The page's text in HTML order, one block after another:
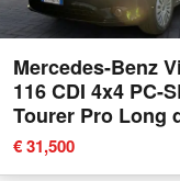
Mercedes-Benz
116 CDI 4x4 PC-
Tourer Pro Long
2021 usata a
€ 31,500